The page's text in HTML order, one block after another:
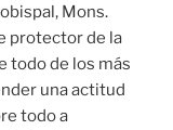
Mons.
protector de la
todo de los más
una actitud
todo a